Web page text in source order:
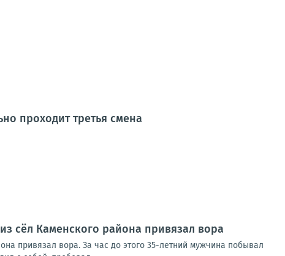
проходит третья смена
сёл Каменского района привязал вора
привязал вора. За час до этого 35-летний мужчина побывал